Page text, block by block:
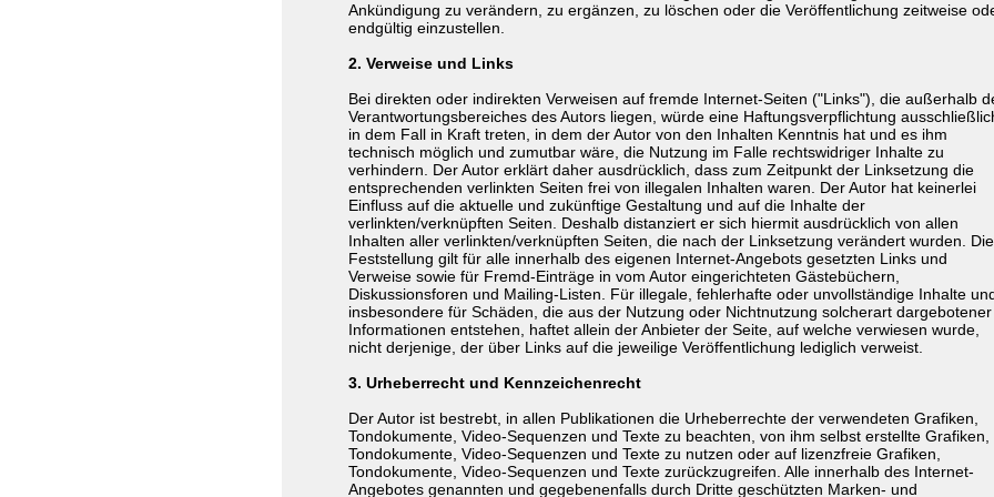
Ankündigung zu verändern, zu ergänzen, zu löschen oder die Veröffentlichung zeitweise
endgültig einzustellen.
2. Verweise und Links
Bei direkten oder indirekten Verweisen auf fremde Internet-Seiten ("Links"), die außerhalb
Verantwortungsbereiches des Autors liegen, würde eine Haftungsverpflichtung
in dem Fall in Kraft treten, in dem der Autor von den Inhalten Kenntnis hat und es ihm
technisch möglich und zumutbar wäre, die Nutzung im Falle rechtswidriger Inhalte zu
verhindern. Der Autor erklärt daher ausdrücklich, dass zum Zeitpunkt der Linksetzung die
entsprechenden verlinkten Seiten frei von illegalen Inhalten waren. Der Autor hat keinerlei
Einfluss auf die aktuelle und zukünftige Gestaltung und auf die Inhalte der
verlinkten/verknüpften Seiten. Deshalb distanziert er sich hiermit ausdrücklich von allen
Inhalten aller verlinkten/verknüpften Seiten, die nach der Linksetzung verändert wurden.
Feststellung gilt für alle innerhalb des eigenen Internet-Angebots gesetzten Links und
Verweise sowie für Fremd-Einträge in vom Autor eingerichteten Gästebüchern,
Diskussionsforen und Mailing-Listen. Für illegale, fehlerhafte oder unvollständige Inhalte
insbesondere für Schäden, die aus der Nutzung oder Nichtnutzung solcherart dargebotener
Informationen entstehen, haftet allein der Anbieter der Seite, auf welche verwiesen wurde,
nicht derjenige, der über Links auf die jeweilige Veröffentlichung lediglich verweist.
3. Urheberrecht und Kennzeichenrecht
Der Autor ist bestrebt, in allen Publikationen die Urheberrechte der verwendeten Grafiken,
Tondokumente, Video-Sequenzen und Texte zu beachten, von ihm selbst erstellte Grafiken,
Tondokumente, Video-Sequenzen und Texte zu nutzen oder auf lizenzfreie Grafiken,
Tondokumente, Video-Sequenzen und Texte zurückzugreifen. Alle innerhalb des Internet-
Angebotes genannten und gegebenenfalls durch Dritte geschützten Marken- und